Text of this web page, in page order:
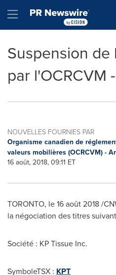
Hamburger menu
Suspension
par l'OCRCVM
NOUVELLES FOURNIES PAR
Organisme canadien de
valeurs mobilières (OCRCVM) -
16 août, 2018, 09:11 ET
TORONTO, le 16août2018 /
la négociation des titres
Société : KP Tissue Inc.
SymboleTSX : KPT